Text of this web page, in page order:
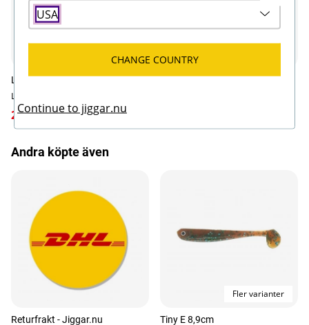
Leech Moonstone Orange
Leech
299 kr
Leech ATW1 Yellow
Andra köpte även
Returfrakt - Jiggar.nu
Fler varianter
Tiny E 8,9cm
USA
CHANGE COUNTRY
Continue to jiggar.nu